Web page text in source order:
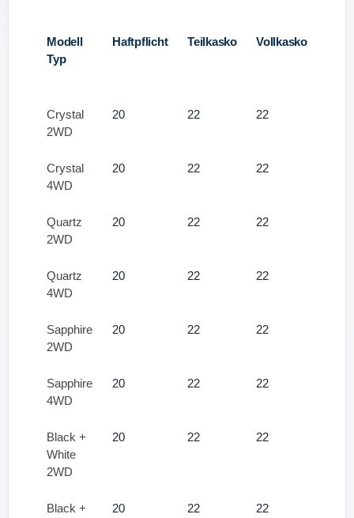
Modell
Typ
Haftpflicht Teilkasko Vollkasko
Crystal
2WD
20 22 22
Crystal
4WD
20 22 22
Quartz
2WD
20 22 22
Quartz
4WD
20 22 22
Sapphire
2WD
20 22 22
Sapphire
4WD
20 22 22
Black +
White
2WD
20 22 22
Black +
20 22 22